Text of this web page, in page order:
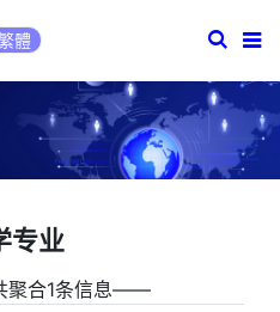
體
专业
合1条信息――